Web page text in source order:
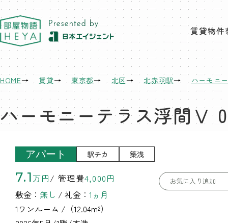
東京 部屋物語
賃貸物件
HOME 賃貸 東京都 北区 北赤羽駅 ハーモニ
ハーモニーテラス浮間Ⅴ
アパート 駅チカ 築浅
お気に入り追加
7.1万円/ 管理費4,000円
敷金： 無し / 礼金： 1ヵ月
1ワンルーム /（12.04m²）